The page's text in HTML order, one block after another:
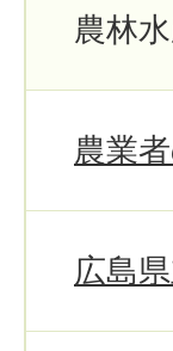
農林
農業
広島